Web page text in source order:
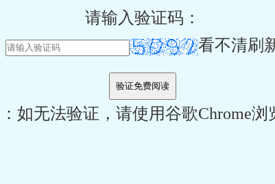
请输入验证码：
看不清刷
如无法验证，请使用谷歌Chrome浏